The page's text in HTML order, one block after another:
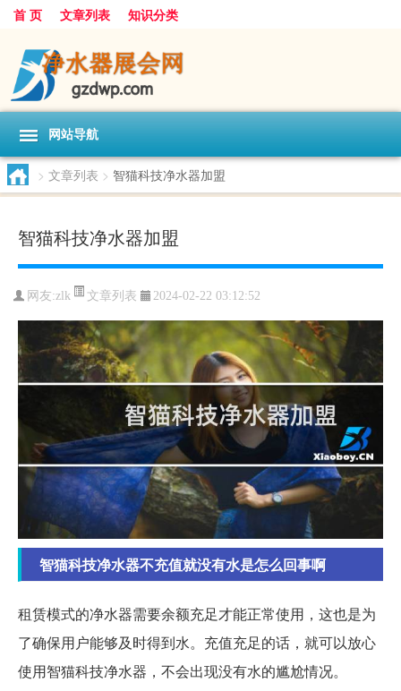
首 页 文章列表 知识分类
网站导航
> 文章列表 > 智猫科技净水器加盟
智猫科技净水器加盟
网友:zlk 文章列表 2024-02-22 03:12:52
智猫科技净水器不充值就没有水是怎么回事啊
租赁模式的净水器需要余额充足才能正常使用，这也是为
了确保用户能够及时得到水。充值充足的话，就可以放心
使用智猫科技净水器，不会出现没有水的尴尬情况。